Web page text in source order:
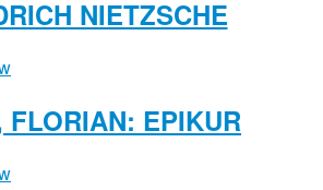
NIETZSCHE
FLORIAN: EPIKUR